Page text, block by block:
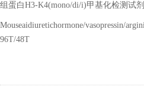
组蛋白H3-K4(mono/di/i)甲基化检测试
Mouseaidiuretichormone/vasopressin/
96T/48T